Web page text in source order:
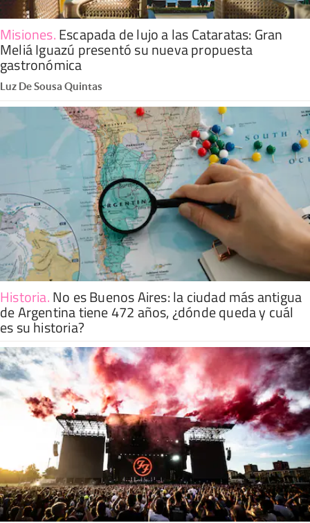
Misiones.Escapada de lujo a las Cataratas: Gran
Meliá Iguazú presentó su nueva propuesta
gastronómica
Luz De Sousa Quintas
Historia.No es Buenos Aires: la ciudad más antigua
de Argentina tiene 472 años, ¿dónde queda y cuál
es su historia?